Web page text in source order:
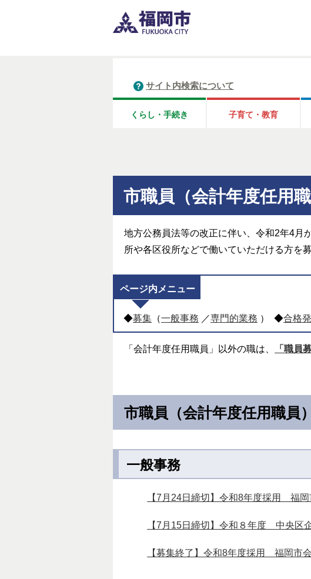
サイト内検索について
くらし・手続き 子育て・教育
市職員（会計年度任用
地方公務員法等の改正に伴い、令和2年4月
所や各区役所などで働いていただける方を
ページ内メニュー
◆募集 （一般事務 ／専門的業務 ） ◆合格
「会計年度任用職員」以外の職は、 「職員
市職員（会計年度任用職員
一般事務
【7月24日締切】令和8年度採用 福
【7月15日締切】令和８年度 中央区
【募集終了】令和8年度採用 福岡市